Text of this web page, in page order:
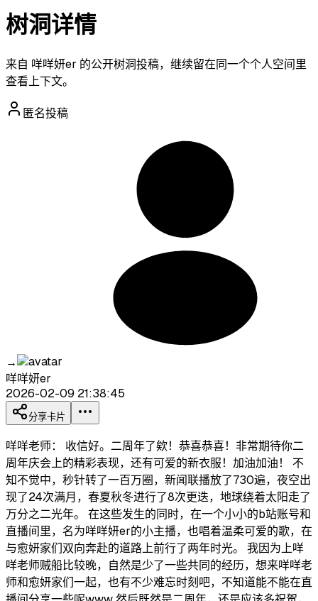
树洞详情
来自 咩咩妍er 的公开树洞投稿，继续留在同一个个人空间里
查看上下文。
匿名投稿
→
咩咩妍er
2026-02-09 21:38:45
分享卡片
咩咩老师： 收信好。二周年了欸！恭喜恭喜！非常期待你二
周年庆会上的精彩表现，还有可爱的新衣服！加油加油！ 不
知不觉中，秒针转了一百万圈，新闻联播放了730遍，夜空出
现了24次满月，春夏秋冬进行了8次更迭，地球绕着太阳走了
万分之二光年。 在这些发生的同时，在一个小小的b站账号和
直播间里，名为咩咩妍er的小主播，也唱着温柔可爱的歌，在
与愈妍家们双向奔赴的道路上前行了两年时光。 我因为上咩
咩老师贼船比较晚，自然是少了一些共同的经历，想来咩咩老
师和愈妍家们一起，也有不少难忘时刻吧，不知道能不能在直